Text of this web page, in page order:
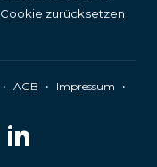
Cookie zurücksetzen
• AGB • Impressum
•